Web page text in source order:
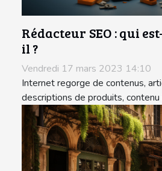
Rédacteur SEO : qui
il ?
Vendredi 17 mars 2023 14:10
Internet regorge de contenus,
descriptions de produits, contenu